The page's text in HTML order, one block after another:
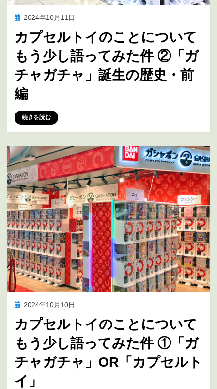
投
日:
2024年10月11日
カプセルトイのことについて
もう少し語ってみた件 ②「ガ
チャガチャ」誕生の歴史・前
編
投稿者marumegane
続きを読む
投
日:
2024年10月10日
カプセルトイのことについて
もう少し語ってみた件 ①「ガ
チャガチャ」OR「カプセルト
イ」